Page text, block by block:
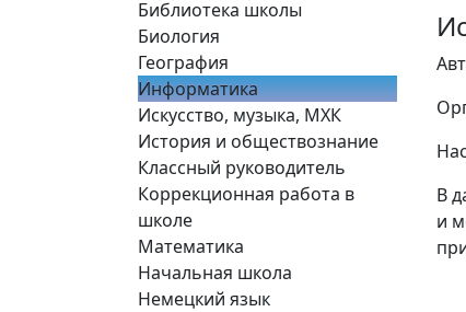
Библиотека школы
Биология
География
Информатика
Искусство, музыка, МХК
История и обществознание
Классный руководитель
Коррекционная работа в
школе
Математика
Начальная школа
Немецкий язык
В
и